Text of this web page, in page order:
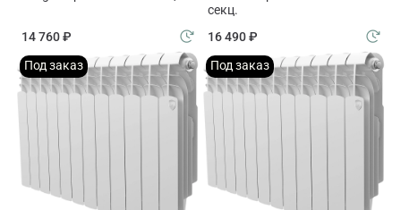
14 760 ₽
секц.
16 490 ₽
Под заказ Под заказ